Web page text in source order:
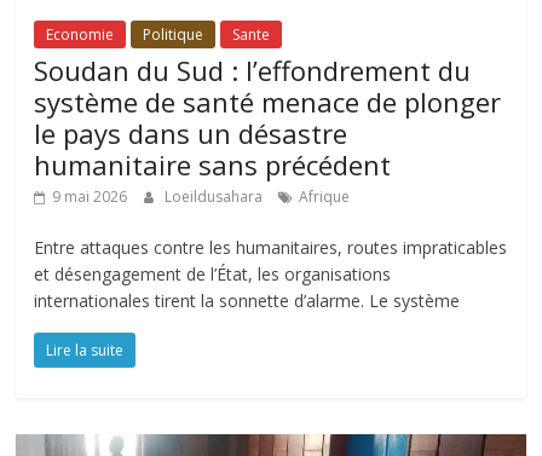
Economie Politique Sante
Soudan du Sud : l’effondrement du
système de santé menace de plonger
le pays dans un désastre
humanitaire sans précédent
9 mai 2026 Loeildusahara Afrique
Entre attaques contre les humanitaires, routes impraticables
et désengagement de l’État, les organisations
internationales tirent la sonnette d’alarme. Le système
Lire la suite